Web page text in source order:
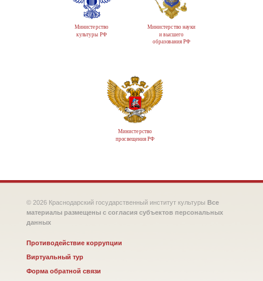
Министерство
культуры РФ
Министерство науки
и высшего
образования РФ
Министерство
просвещения РФ
© 2026 Краснодарский государственный институт культуры Все
материалы размещены с согласия субъектов персональных
данных
Противодействие коррупции
Виртуальный тур
Форма обратной связи